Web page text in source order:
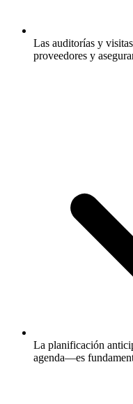
Las auditorías y
proveedores y
La planificación
agenda—es